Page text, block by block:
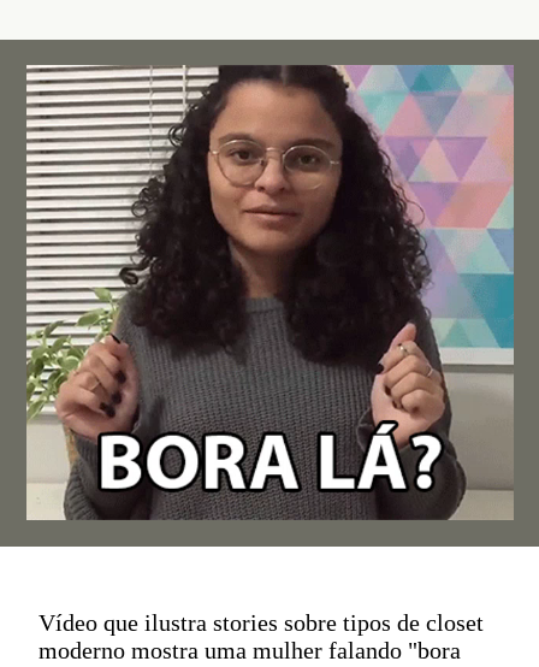
Vídeo que ilustra stories sobre tipos de closet
moderno mostra uma mulher falando "bora